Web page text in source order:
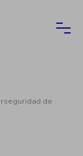
de